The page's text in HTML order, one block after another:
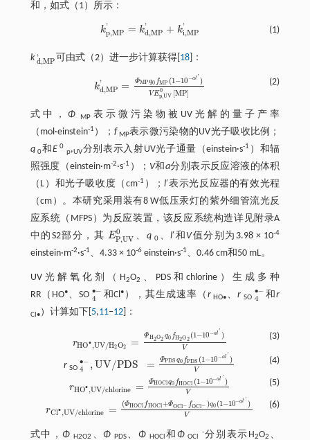
和，如式（1） 所示：
k'
p,MP = k'
d,MP + k'
i,MP
kp,MP =k d,MP'+ ki,MP' (1)
k 'd,MP
d ,MP '可由式（2） 进一步计算获得[ 18]：
k'
d,MP = ΦMPq0 fMP (1−10 −al ' )
V E0
p,UV [MP]
kd,MP =Φ MPq0fMP(1-10-al')
(2)
式中， Φ MP表示微污染物被UV光解的量子产率
（mol·einstein-1 ）； f MP表示微污染物的UV光子吸收比例；
q 0和E 0
p,UV分别表示入射UV光子通量（einstein·s-1 ）和辐
照强度（einstein·m-2·s-1 ）； V和a分别表示反应溶液的体积
（L）和光子吸收度（cm-1 ）；l′表示光反应器的有效光程
（cm）。本研究采用装有8 W低压汞灯的紫外细管流光反
应系统（MFPS）为反应装置，该反应系统构造详见附录A
中的S2部分，其 E0
P,UV
EP,UV0 、 q 0 、l′和 V值分别为3.98 × 10-4
einstein·m-2·s-1、4.33 × 10-6einstein·s-1、0.46 cm和50 mL。
UV光解氧化剂（H2O2 、PDS和chlorine）生成多种
RR（HO•、SO ∙−
4
4 -和Cl• ），其生成速率（ r HO•、r SO
∙−
4
4 -和r
Cl•）计算如下[ 5,11‒12]：
rHO∙ ,UV/H2O2 =
ΦH2O2 q0 fH2O2 (1−10 −al ' )
V
rHO•,UV/H2O 2=ΦH2O2q0fH2O2(1-10-a
(3)
r SO
∙−
4
,UV/PDS
4 -, UV/ PDS = ΦPDS q0 fPDS (1−10 −al ' )
V
=Φ PDSq0fPDS(1-10-al')V
(4)
rHO∙ ,UV/chlorine = ΦHOClq0 fHOCl (1−10−al )
V
rHO•,UV/chlorin e=ΦHOClq0fHOCl(1-10-a
(5)
rCl∙ ,UV/chlorine = (ΦHOCl fHOCl+ΦOCl− fOCl− )q0 (1−10−al )
V
rCl•,UV/chlorin e=( ΦHOClfHOCl+ΦOCl-fOCl-)q0(1-10-a
(6)
式中，Φ H2O2 、Φ PDS、 Φ HOCl和 Φ OCl
-分别表示H2O2 、